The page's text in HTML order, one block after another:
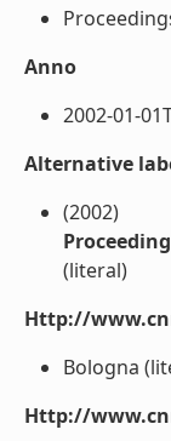
Anno
2002-01-
Alternative
(2002)
(literal)
Http://
Bologna
Http://